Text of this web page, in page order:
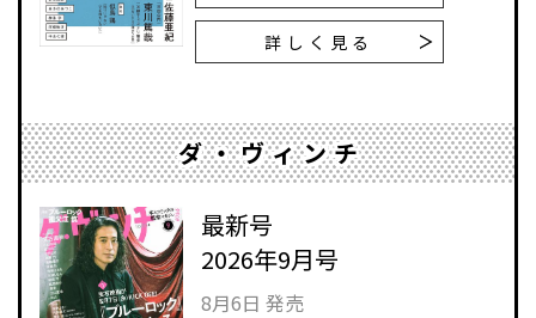
詳しく見る
ダ・ヴィンチ
最新号
2026年9月号
8月6日 発売